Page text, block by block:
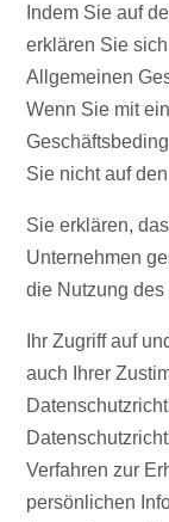
Indem Sie auf
erklären Sie
Allgemeinen
Wenn Sie mit
Sie nicht auf
Sie erklären,
Unternehmen
die Nutzung des
Ihr Zugriff auf
auch Ihrer
Verfahren zur
persönlichen